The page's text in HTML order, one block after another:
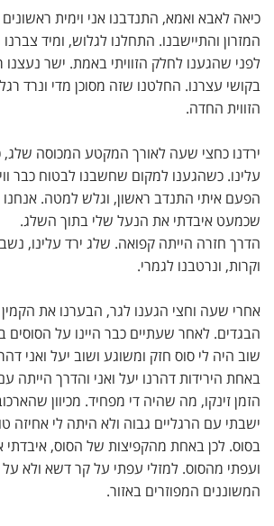
כיאה לאבא ואמא, התנדבנו אני וימית
המזרון והתיישבנו. התחלנו לגלוש, ומיד
לפני שהגענו לחלק הזוויתי באמת. ישר נעצנו
בקושי עצרנו. החלטנו שזה מסוכן מדי ונרד
הזווית החדה.
ירדנו כחצי שעה לאורך המקטע המכוסה שלג,
עלינו. כשהגענו למקום שחשבנו לבטוח כבר
הפעם איתי התנדב ראשון, וגלש למטה. אנחנו
שכמעט איבדתי את הנעל שלי בתוך השלג.
הדרך חזרה הייתה קפואה. שלג ירד עלינו,
וקרות, ונרטבנו לגמרי.
אחרי שעה וחצי הגענו לגר, הבערנו את הקמין
הבגדים. לאחר שעתיים כבר היינו על הסוסים
שוב היה לי סוס חזק ומשוגע ושוב יעל ואני
באחת הירידות דהרנו יעל ואני והדרך הייתה
הזמן זינקו, מה שהיה די מפחיד. מכיוון
ישבתי עם הרגליים גבוה ולא היתה לי אחיזה
בסוס. לכן באחת מהקפיצות של הסוס, איבדתי
ועפתי מהסוס. למזלי עפתי על קר דשא ולא
המשוננים המפוזרים באזור.